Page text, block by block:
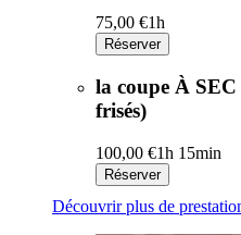
75,00 €1h
Réserver
la coupe À
frisés)
100,00 €1h 15min
Réserver
Découvrir plus de